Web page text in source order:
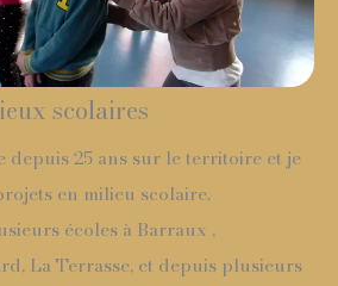
scolaires
depuis 25 ans sur le territoire et je
en milieu scolaire.
écoles à Barraux ,
La Terrasse, et depuis plusieurs